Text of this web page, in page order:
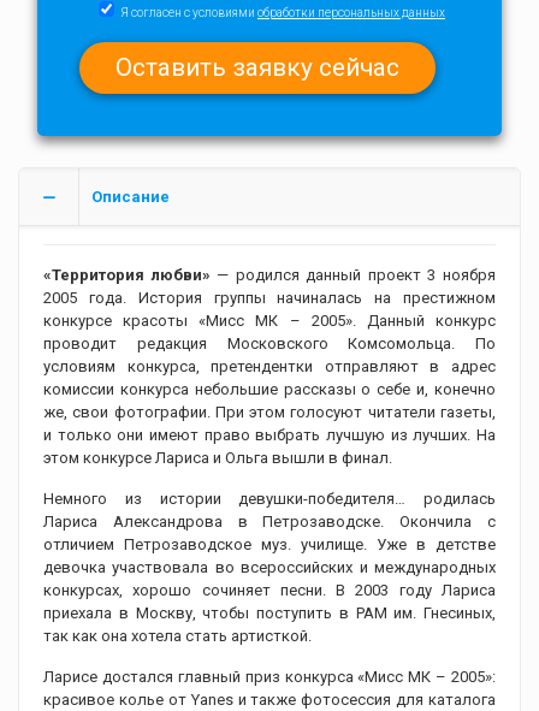
Я согласен с условиями обработки персональных данных
Описание
«Территория любви» — родился данный проект 3 ноября
2005 года. История группы начиналась на престижном
конкурсе красоты «Мисс МК – 2005». Данный конкурс
проводит редакция Московского Комсомольца. По
условиям конкурса, претендентки отправляют в адрес
комиссии конкурса небольшие рассказы о себе и, конечно
же, свои фотографии. При этом голосуют читатели газеты,
и только они имеют право выбрать лучшую из лучших. На
этом конкурсе Лариса и Ольга вышли в финал.
Немного из истории девушки-победителя… родилась
Лариса Александрова в Петрозаводске. Окончила с
отличием Петрозаводское муз. училище. Уже в детстве
девочка участвовала во всероссийских и международных
конкурсах, хорошо сочиняет песни. В 2003 году Лариса
приехала в Москву, чтобы поступить в РАМ им. Гнесиных,
так как она хотела стать артисткой.
Ларисе достался главный приз конкурса «Мисс МК – 2005»:
красивое колье от Yanes и также фотосессия для каталога